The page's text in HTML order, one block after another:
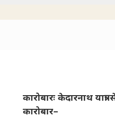
कारोबारः केदारनाथ
कारोबार–